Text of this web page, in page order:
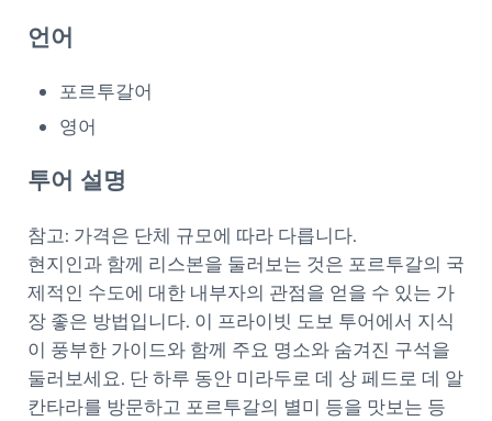
언어
포르투갈어
영어
투어 설명
참고: 가격은 단체 규모에 따라 다릅니다.
현지인과 함께 리스본을 둘러보는 것은 포르투갈의 국
제적인 수도에 대한 내부자의 관점을 얻을 수 있는 가
장 좋은 방법입니다. 이 프라이빗 도보 투어에서 지식
이 풍부한 가이드와 함께 주요 명소와 숨겨진 구석을
둘러보세요. 단 하루 동안 미라두로 데 상 페드로 데 알
칸타라를 방문하고 포르투갈의 별미 등을 맛보는 등